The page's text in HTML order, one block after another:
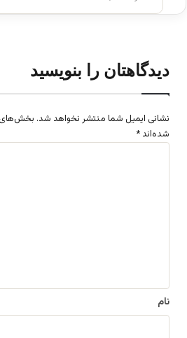
دیدگاهتان را بنویسید
نشانی ایمیل شما منتشر نخواهد شد. بخش‌های
شده‌اند *
نام